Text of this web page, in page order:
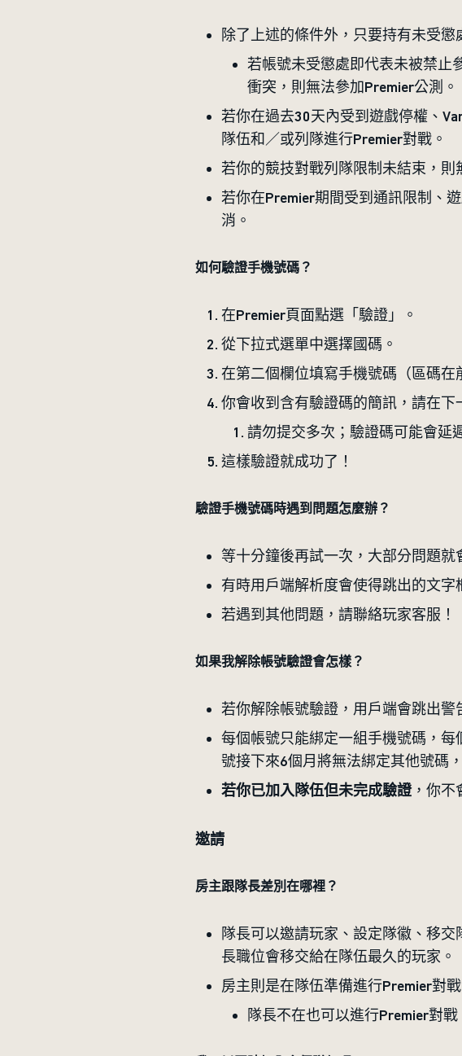
除了上述的條件外，只要持有未受
若帳號未受懲處即代表未被禁止
衝突，則無法參加Premier公測。
若你在過去30天內受到遊戲停權、
隊伍和／或列隊進行Premier對戰。
若你的競技對戰列隊限制未結束，則
若你在Premier期間受到通訊限制、
消。
如何驗證手機號碼？
在Premier頁面點選「驗證」。
從下拉式選單中選擇國碼。
在第二個欄位填寫手機號碼（區碼在
你會收到含有驗證碼的簡訊，請在下
請勿提交多次；驗證碼可能會延
這樣驗證就成功了！
驗證手機號碼時遇到問題怎麼辦？
等十分鐘後再試一次，大部分問題就
有時用戶端解析度會使得跳出的文
若遇到其他問題，請聯絡玩家客服！
如果我解除帳號驗證會怎樣？
若你解除帳號驗證，用戶端會跳出警
每個帳號只能綁定一組手機號碼，
號接下來6個月將無法綁定其他號碼
若你已加入隊伍但未完成驗證，你不
邀請
房主跟隊長差別在哪裡？
隊長可以邀請玩家、設定隊徽、移
長職位會移交給在隊伍最久的玩家。
房主則是在隊伍準備進行Premier對
隊長不在也可以進行Premier對戰